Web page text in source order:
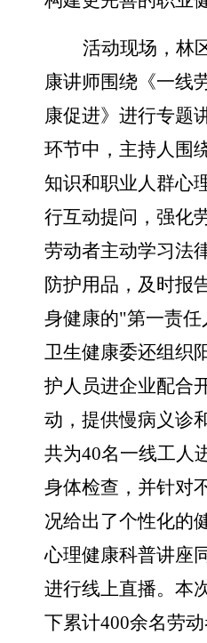
活动现场，林
康讲师围绕《一线
康促进》进行专题
环节中，主持人围
知识和职业人群心
行互动提问，强化
劳动者主动学习法
防护用品，及时报
身健康的"第一责
卫生健康委还组织
护人员进企业配合
动，提供慢病义诊
共为40名一线工人
身体检查，并针对
况给出了个性化的
心理健康科普讲座
进行线上直播。本
下累计400余名劳